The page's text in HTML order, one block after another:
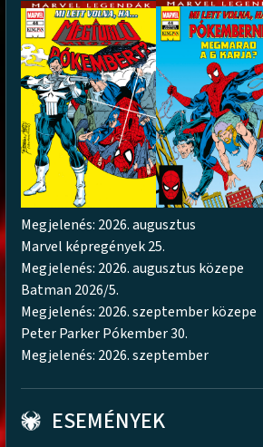
Megjelenés: 2026. augusztus
Marvel képregények 25.
Megjelenés: 2026. augusztus közepe
Batman 2026/5.
Megjelenés: 2026. szeptember közepe
Peter Parker Pókember 30.
Megjelenés: 2026. szeptember
ESEMÉNYEK